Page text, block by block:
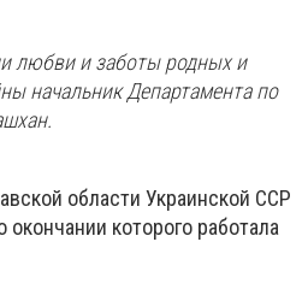
любви и заботы родных и
начальник Департамента по
области Украинской ССР
которого работала